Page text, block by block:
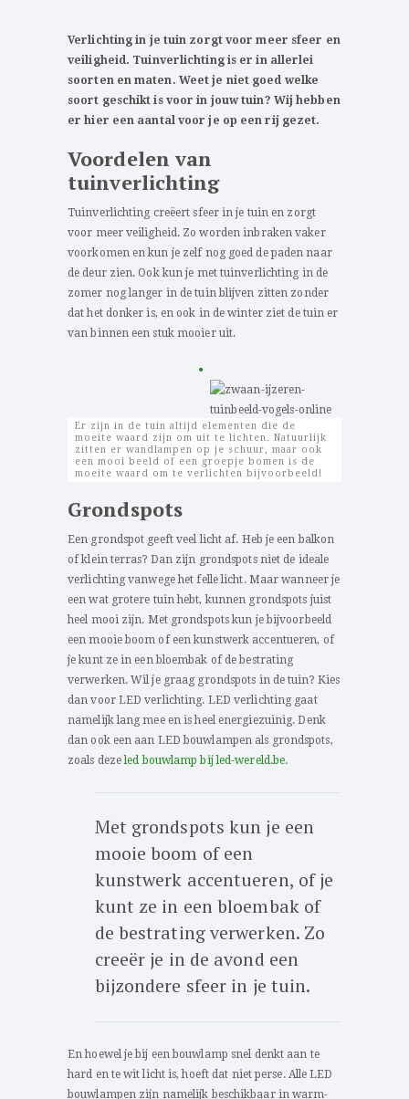
Verlichting in je tuin zorgt voor meer sfeer en
veiligheid. Tuinverlichting is er in allerlei
soorten en maten. Weet je niet goed welke
soort geschikt is voor in jouw tuin? Wij hebben
er hier een aantal voor je op een rij gezet.
Voordelen van
tuinverlichting
Tuinverlichting creëert sfeer in je tuin en zorgt
voor meer veiligheid. Zo worden inbraken vaker
voorkomen en kun je zelf nog goed de paden naar
de deur zien. Ook kun je met tuinverlichting in de
zomer nog langer in de tuin blijven zitten zonder
dat het donker is, en ook in de winter ziet de tuin er
van binnen een stuk mooier uit.
Er zijn in de tuin altijd elementen die de
moeite waard zijn om uit te lichten. Natuurlijk
zitten er wandlampen op je schuur, maar ook
een mooi beeld of een groepje bomen is de
moeite waard om te verlichten bijvoorbeeld!
Grondspots
Een grondspot geeft veel licht af. Heb je een balkon
of klein terras? Dan zijn grondspots niet de ideale
verlichting vanwege het felle licht. Maar wanneer je
een wat grotere tuin hebt, kunnen grondspots juist
heel mooi zijn. Met grondspots kun je bijvoorbeeld
een mooie boom of een kunstwerk accentueren, of
je kunt ze in een bloembak of de bestrating
verwerken. Wil je graag grondspots in de tuin? Kies
dan voor LED verlichting. LED verlichting gaat
namelijk lang mee en is heel energiezuinig. Denk
dan ook een aan LED bouwlampen als grondspots,
zoals dezeled bouwlamp bij led-wereld.be.
Met grondspots kun je een
mooie boom of een
kunstwerk accentueren, of je
kunt ze in een bloembak of
de bestrating verwerken. Zo
creeër je in de avond een
bijzondere sfeer in je tuin.
En hoewel je bij een bouwlamp snel denkt aan te
hard en te wit licht is, hoeft dat niet perse. Alle LED
bouwlampen zijn namelijk beschikbaar in warm-